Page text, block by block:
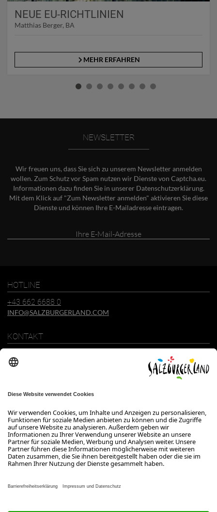
NEUE EU-RICHTLINIEN
Matthias Berger, BA
MEHR ERFAHREN
NEWSLETTER
Wir freuen uns, dass Sie sich zu unserem Newsletter anmelden
wollen. Zum Schutz vor Spam nutzen wir Dienste von Captcha.eu.
Informationen dazu finden Sie in unserer Datenschutzerklärung.
Mit dem Klick auf "Zum Newsletter anmelden" aktivieren Sie diese
Dienste und können Ihre E-Mailadresse eintragen.
HOTLINE
+43 662 6688 0
INFO@SALZBURGERLAND.COM
KONTAKT
+43 662 6688 0
ÖFFNUNGSZEITEN
Wir freuen uns auf Ihre Anfrage!
Gerne stehen wir Ihnen von Montag bis Donnerstag von 08:00 bis